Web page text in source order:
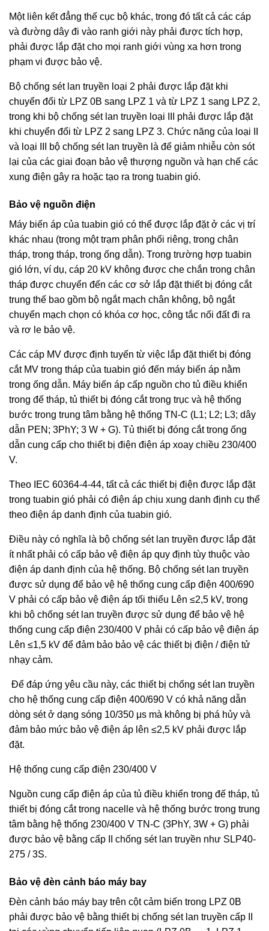
Một liên kết đẳng thế cục bộ khác, trong đó tất cả các cáp
và đường dây đi vào ranh giới này phải được tích hợp,
phải được lắp đặt cho mọi ranh giới vùng xa hơn trong
phạm vi được bảo vệ.
Bộ chống sét lan truyền loại 2 phải được lắp đặt khi
chuyển đổi từ LPZ 0B sang LPZ 1 và từ LPZ 1 sang LPZ 2,
trong khi bộ chống sét lan truyền loại III phải được lắp đặt
khi chuyển đổi từ LPZ 2 sang LPZ 3. Chức năng của loại II
và loại III bộ chống sét lan truyền là để giảm nhiễu còn sót
lại của các giai đoạn bảo vệ thượng nguồn và hạn chế các
xung điện gây ra hoặc tạo ra trong tuabin gió.
Bảo vệ nguồn điện
Máy biến áp của tuabin gió có thể được lắp đặt ở các vị trí
khác nhau (trong một trạm phân phối riêng, trong chân
tháp, trong tháp, trong ống dẫn). Trong trường hợp tuabin
gió lớn, ví dụ, cáp 20 kV không được che chắn trong chân
tháp được chuyển đến các cơ sở lắp đặt thiết bị đóng cắt
trung thế bao gồm bộ ngắt mạch chân không, bộ ngắt
chuyển mạch chọn có khóa cơ học, công tắc nối đất đi ra
và rơ le bảo vệ.
Các cáp MV được định tuyến từ việc lắp đặt thiết bị đóng
cắt MV trong tháp của tuabin gió đến máy biến áp nằm
trong ống dẫn. Máy biến áp cấp nguồn cho tủ điều khiển
trong đế tháp, tủ thiết bị đóng cắt trong trục và hệ thống
bước trong trung tâm bằng hệ thống TN-C (L1; L2; L3; dây
dẫn PEN; 3PhY; 3 W + G). Tủ thiết bị đóng cắt trong ống
dẫn cung cấp cho thiết bị điện điện áp xoay chiều 230/400
V.
Theo IEC 60364-4-44, tất cả các thiết bị điện được lắp đặt
trong tuabin gió phải có điện áp chịu xung danh định cụ thể
theo điện áp danh định của tuabin gió.
Điều này có nghĩa là bộ chống sét lan truyền được lắp đặt
ít nhất phải có cấp bảo vệ điện áp quy định tùy thuộc vào
điện áp danh định của hệ thống. Bộ chống sét lan truyền
được sử dụng để bảo vệ hệ thống cung cấp điện 400/690
V phải có cấp bảo vệ điện áp tối thiểu Lên ≤2,5 kV, trong
khi bộ chống sét lan truyền được sử dụng để bảo vệ hệ
thống cung cấp điện 230/400 V phải có cấp bảo vệ điện áp
Lên ≤1,5 kV để đảm bảo bảo vệ các thiết bị điện / điện tử
nhạy cảm.
Để đáp ứng yêu cầu này, các thiết bị chống sét lan truyền
cho hệ thống cung cấp điện 400/690 V có khả năng dẫn
dòng sét ở dạng sóng 10/350 μs mà không bị phá hủy và
đảm bảo mức bảo vệ điện áp lên ≤2,5 kV phải được lắp
đặt.
Hệ thống cung cấp điện 230/400 V
Nguồn cung cấp điện áp của tủ điều khiển trong đế tháp, tủ
thiết bị đóng cắt trong nacelle và hệ thống bước trong trung
tâm bằng hệ thống 230/400 V TN-C (3PhY, 3W + G) phải
được bảo vệ bằng cấp II chống sét lan truyền như SLP40-
275 / 3S.
Bảo vệ đèn cảnh báo máy bay
Đèn cảnh báo máy bay trên cột cảm biến trong LPZ 0B
phải được bảo vệ bằng thiết bị chống sét lan truyền cấp II